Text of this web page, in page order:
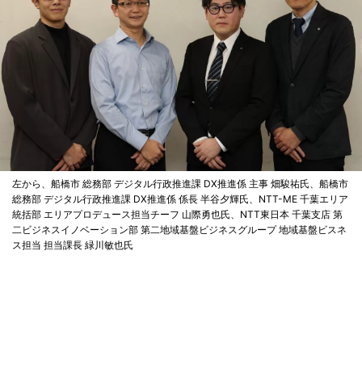
左から、船橋市 総務部 デジタル行政推進課 DX推進係 主事 畑駿祐氏、船橋市
総務部 デジタル行政推進課 DX推進係 係長 半谷夕輝氏、NTT-ME 千葉エリア
統括部 エリアプロデュース担当チーフ 山際勇也氏、NTT東日本 千葉支店 第
二ビジネスイノベーション部 第二地域基盤ビジネスグループ 地域基盤ビスネ
ス担当 担当課長 緑川敏也氏